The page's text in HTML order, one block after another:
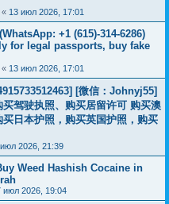
« 13 июл 2026, 17:01
+1 (615)-314-6286)
for legal passports, buy fake
« 13 июл 2026, 17:01
[微信：Johnyj55]
驾驶执照、购买居留许可 购买澳
日本护照，购买英国护照，购买
2026, 21:39
Weed Hashish Cocaine in
июл 2026, 19:04